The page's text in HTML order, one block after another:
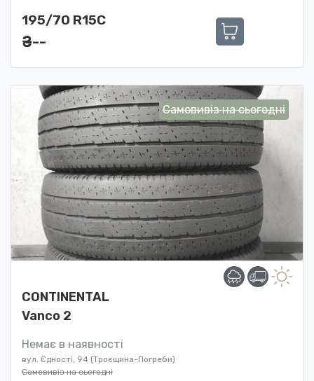
195/70 R15C
₴ ---
Самовивіз на сьогодні
CONTINENTAL
Vanco 2
Немає в наявності
вул. Єдності, 94 (Троєщина-Погреби)
Самовивіз на сьогодні